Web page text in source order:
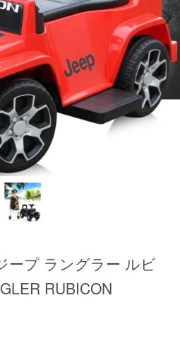
ープ ラングラー ルビ
RUBICON